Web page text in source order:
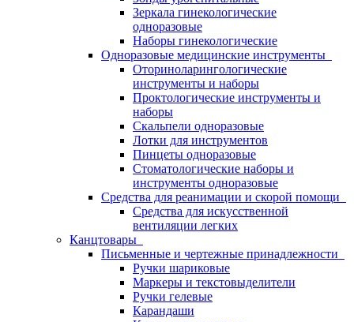
Зеркала гинекологические
одноразовые
Наборы гинекологические
Одноразовые медицинские инструменты
Оториноларингологические
инструменты и наборы
Проктологические инструменты и
наборы
Скальпели одноразовые
Лотки для инструментов
Пинцеты одноразовые
Стоматологические наборы и
инструменты одноразовые
Средства для реанимации и скорой помощи
Средства для искусственной
вентиляции легких
Канцтовары
Письменные и чертежные принадлежности
Ручки шариковые
Маркеры и текстовыделители
Ручки гелевые
Карандаши